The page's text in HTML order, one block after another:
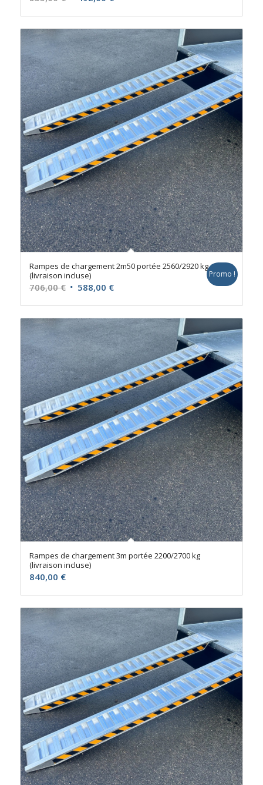
initial
était :
535,00 €.
actuel
est :
492,00 €.
Rampes de chargement 2m50 portée 2560/2920 kg
(livraison incluse)
706,00€ Le
initial
était :
706,00 €.
588,00 €Le
actuel
est :
588,00 €.
Promo !
Rampes de chargement 3m portée 2200/2700 kg
(livraison incluse)
840,00 €